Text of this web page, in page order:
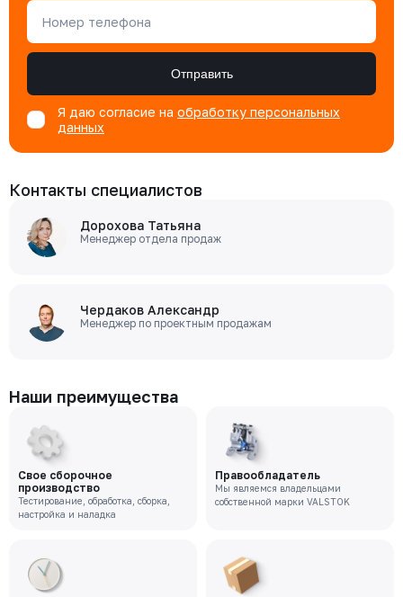
Номер телефона
Отправить
Я даю согласие на обработку персональных
данных
Контакты специалистов
Дорохова Татьяна
Менеджер отдела продаж
Чердаков Александр
Менеджер по проектным продажам
Наши преимущества
Свое сборочное
производство
Тестирование, обработка, сборка,
настройка и наладка
Правообладатель
Мы являемся владельцами
собственной марки VALSTOK